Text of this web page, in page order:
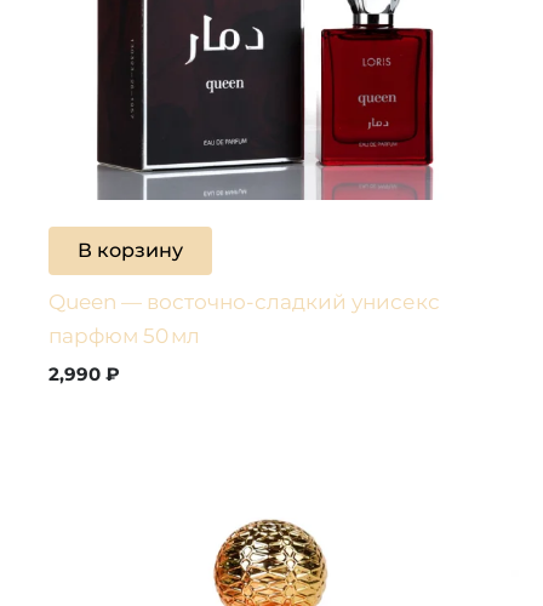
В корзину
Queen — восточно-сладкий унисекс
парфюм 50 мл
2,990₽